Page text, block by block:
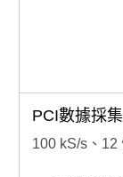
PCI數據採
100 kS/s、12